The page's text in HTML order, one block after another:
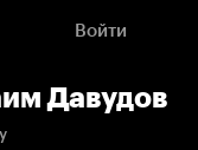
Войти
Давудов